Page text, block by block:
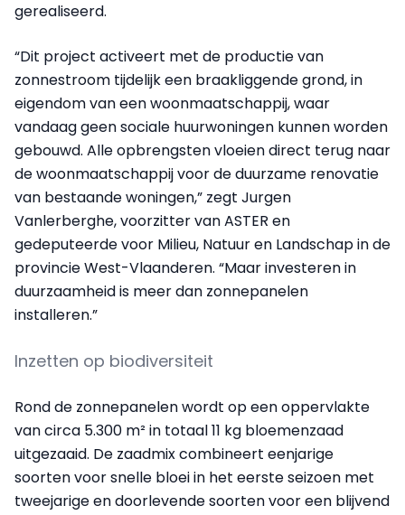
gerealiseerd.
“Dit project activeert met de productie van
zonnestroom tijdelijk een braakliggende grond, in
eigendom van een woonmaatschappij, waar
vandaag geen sociale huurwoningen kunnen worden
gebouwd. Alle opbrengsten vloeien direct terug naar
de woonmaatschappij voor de duurzame renovatie
van bestaande woningen,” zegt Jurgen
Vanlerberghe, voorzitter van ASTER en
gedeputeerde voor Milieu, Natuur en Landschap in de
provincie West-Vlaanderen. “Maar investeren in
duurzaamheid is meer dan zonnepanelen
installeren.”
Inzetten op biodiversiteit
Rond de zonnepanelen wordt op een oppervlakte
van circa 5.300 m² in totaal 11 kg bloemenzaad
uitgezaaid. De zaadmix combineert eenjarige
soorten voor snelle bloei in het eerste seizoen met
tweejarige en doorlevende soorten voor een blijvend